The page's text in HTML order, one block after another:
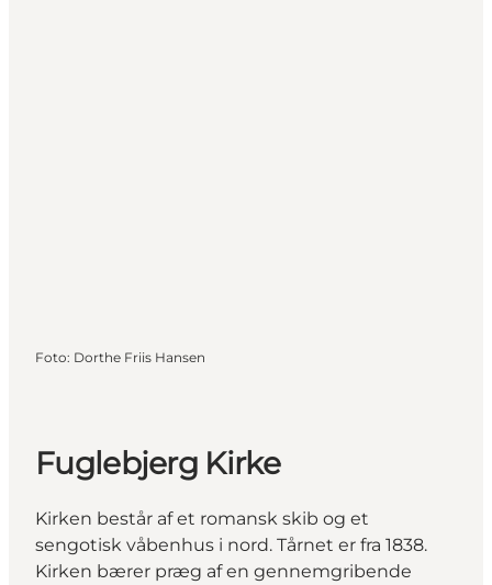
Foto: Dorthe Friis Hansen
Fuglebjerg Kirke
Kirken består af et romansk skib og et
sengotisk våbenhus i nord. Tårnet er fra 1838.
Kirken bærer præg af en gennemgribende